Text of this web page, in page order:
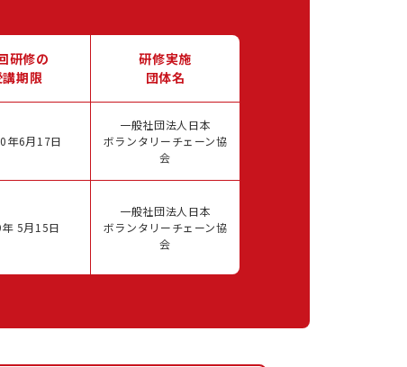
研修の
講期限
研修実施
団体名
年6月17日
一般社団法人日本
ボランタリーチェーン協
会
5月15日
一般社団法人日本
ボランタリーチェーン協
会